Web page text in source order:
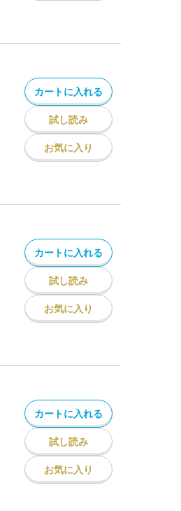
カートに入れる
試し読み
お気に入り
カートに入れる
試し読み
お気に入り
カートに入れる
試し読み
お気に入り